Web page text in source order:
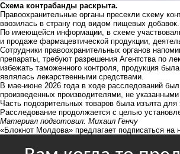
Схема контрабанды раскрыта.
Правоохранительные органы пресекли схему
ввозилась в страну под видом пищевых добавок.
По имеющейся информации, в схеме
и продаже фармацевтической продукции,
Сотрудники правоохранительных органов
препараты, требуют разрешения Агентства по
избежать таможенного контроля, продукция
являлась лекарственными средствами.
В мае-июне 2026 года в ходе расследований
произведенных производителями, не
Часть подозрительных товаров была изъята
Расследование продолжается с целью
Материал подготовил: Михаил Генчу
«Блокнот Молдова» предлагает подписаться на